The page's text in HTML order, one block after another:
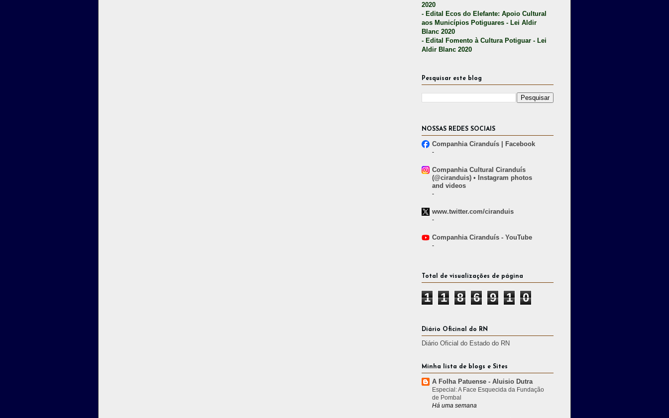
2020
- Edital Ecos do Elefante: Apoio Cultural
aos Municípios Potiguares - Lei Aldir
Blanc 2020
- Edital Fomento à Cultura Potiguar - Lei
Aldir Blanc 2020
Pesquisar este blog
NOSSAS REDES SOCIAIS
Companhia Ciranduís | Facebook
-
Companhia Cultural Ciranduís
(@ciranduis) • Instagram photos
and videos
-
www.twitter.com/ciranduis
-
Companhia Ciranduís - YouTube
-
Total de visualizações de página
1 1 8 6 9 1 0
Diário Oficinal do RN
Diário Oficial do Estado do RN
Minha lista de blogs e Sites
A Folha Patuense - Aluisio Dutra
Especial: A Face Esquecida da Fundação
de Pombal
Há uma semana